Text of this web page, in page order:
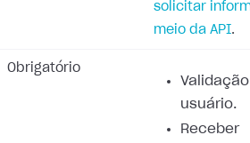
solicitar
meio da API.
Obrigatório
usuário.
Receber